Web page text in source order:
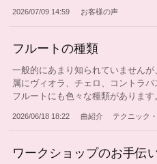
2026/07/09 14:59 お客様の声
フルートの種類
一般的にあまり知られていませんが
属にヴィオラ、チェロ、コントラバ
フルートにも色々な種類がありま
2026/06/18 18:22 曲紹介 テクニック
ワークショップのお手伝